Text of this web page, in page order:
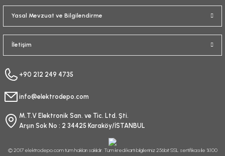
Yasal Mevzuat ve Bilgilendirme
İletişim
+90 212 249 4735
info@elektrodepo.com
M.T.V Elektronik San. ve Tic. Ltd. Şti.
Arşın Sok No : 2 34425 Karaköy/İSTANBUL
© 2017 elektrodepo.com tüm hakları saklıdır. Tüm kredi kartı bilgileriniz 256bit SSL sertifikası ile %100